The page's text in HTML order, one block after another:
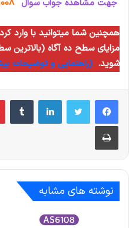
جهت مشاهده جواب سوال
مزایای سطح ده آگاه (بالاترین
شوید. (راهنمایی و توضیحات
لینکدین
چاپ
نوشته های مشابه